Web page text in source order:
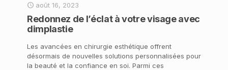
août 16, 2023
Redonnez de l’éclat à votre visage avec
dimplastie
Les avancées en chirurgie esthétique offrent
désormais de nouvelles solutions personnalisées pour
la beauté et la confiance en soi. Parmi ces